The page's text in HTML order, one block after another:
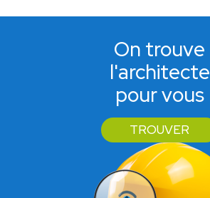
On trouve
l'architecte
pour vous
TROUVER